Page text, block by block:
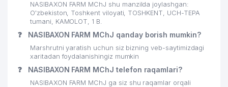
NASIBAXON FARM MChJ shu manzilda joylashgan:
O'zbekiston, Toshkent viloyati, TOSHKENT, UCH-TEPA
tumani, KAMOLOT, 1 B.
❓ NASIBAXON FARM MChJ qanday borish mumkin?
Marshrutni yaratish uchun siz bizning veb-saytimizdagi
xaritadan foydalanishingiz mumkin
❓ NASIBAXON FARM MChJ telefon raqamlari?
NASIBAXON FARM MChJ ga siz shu raqamlar orqali